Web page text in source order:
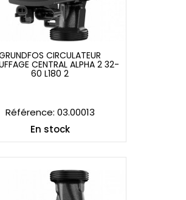
GRUNDFOS CIRCULATEUR
CIRCULATEUR
CENTRAL ALPHA 2 32-
60 L180 2
Référence: 03.00013
En stock